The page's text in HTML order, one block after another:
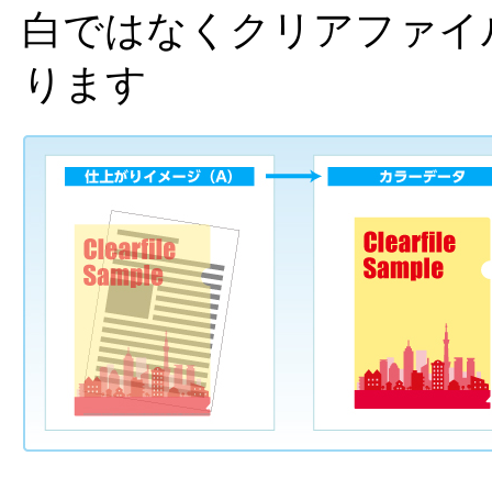
白ではなくクリアファ
ります